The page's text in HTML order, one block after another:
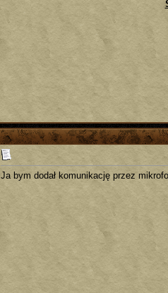
Ja bym dodał komunikację przez